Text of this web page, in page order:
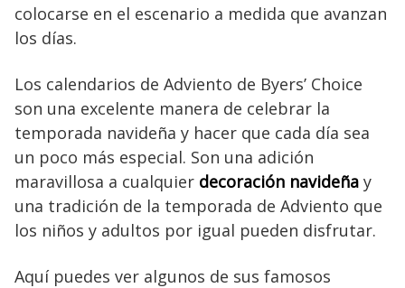
colocarse en el escenario a medida que avanzan
los días.
Los calendarios de Adviento de Byers’ Choice
son una excelente manera de celebrar la
temporada navideña y hacer que cada día sea
un poco más especial. Son una adición
maravillosa a cualquier decoración navideña y
una tradición de la temporada de Adviento que
los niños y adultos por igual pueden disfrutar.
Aquí puedes ver algunos de sus famosos